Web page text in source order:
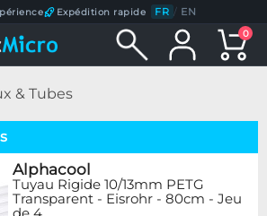
Expédition rapide FR / EN
0
& Tubes
Alphacool
Tuyau Rigide 10/13mm PETG
Transparent - Eisrohr - 80cm - Jeu